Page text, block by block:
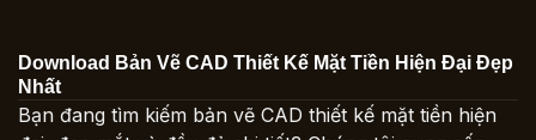
Download Bản Vẽ CAD Thiết Kế Mặt Tiền Hiện Đại Đẹp
Nhất
Bạn đang tìm kiếm bản vẽ CAD thiết kế mặt tiền hiện